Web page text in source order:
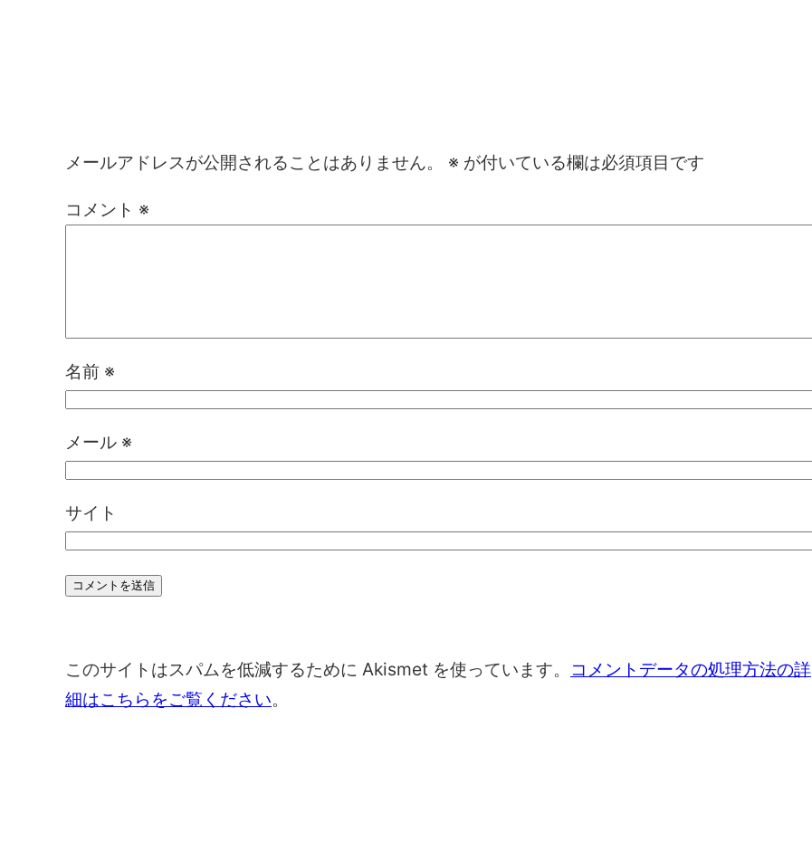
メールアドレスが公開されることはありません。 ※ が付いている欄は必須項目です
コメント ※
名前 ※
メール ※
サイト
このサイトはスパムを低減するために Akismet を使っています。
コメントデータの処理方法の詳
細はこちらをご覧ください。